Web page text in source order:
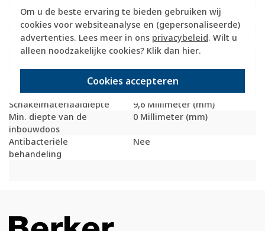
Om u de beste ervaring te bieden gebruiken wij
cookies voor websiteanalyse en (gepersonaliseerde)
advertenties. Lees meer in ons privacybeleid. Wilt u
alleen noodzakelijke cookies? Klik dan hier.
Cookies accepteren
Draagring
Ja
Transparant
Nee
Uitvoering oppervlakte
Mat
Geschikt voor
beschermingsgraad (IP)
IP44
Schakelmateriaalbreedte
71 Millimeter (mm)
Schakelmateriaalhoogte
71 Millimeter (mm)
Schakelmateriaaldiepte
9,6 Millimeter (mm)
Min. diepte van de
inbouwdoos
0 Millimeter (mm)
Antibacteriële
behandeling
Nee